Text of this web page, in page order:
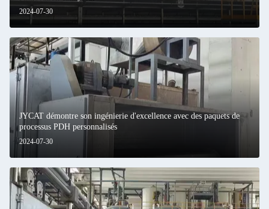
2024-07-30
2024-07-30
JYCAT démontre son ingénierie d'excellence avec des paquets de
processus PDH personnalisés